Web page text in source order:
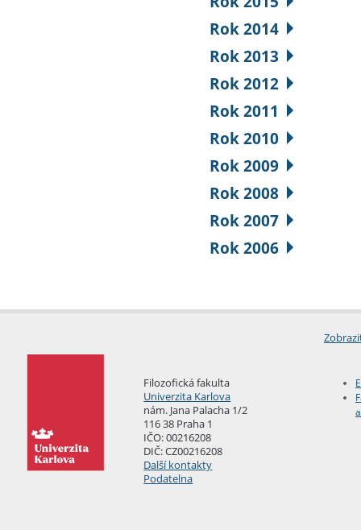
Rok 2014
Rok 2013
Rok 2012
Rok 2011
Rok 2010
Rok 2009
Rok 2008
Rok 2007
Rok 2006
Filozofická fakulta
Univerzita Karlova
nám. Jana Palacha 1/2
116 38 Praha 1
IČO: 00216208
DIČ: CZ00216208
Další kontakty
Podatelna